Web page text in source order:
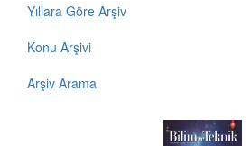
Yıllara Göre Arşiv
Konu Arşivi
Arşiv Arama